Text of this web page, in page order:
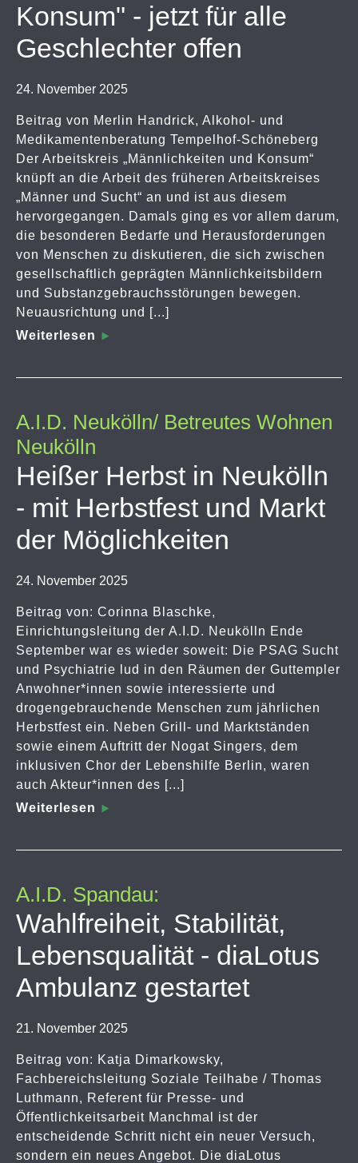
Konsum" - jetzt für alle
Geschlechter offen
24. November 2025
Beitrag von Merlin Handrick, Alkohol- und
Medikamentenberatung Tempelhof-Schöneberg
Der Arbeitskreis „Männlichkeiten und Konsum“
knüpft an die Arbeit des früheren Arbeitskreises
„Männer und Sucht“ an und ist aus diesem
hervorgegangen. Damals ging es vor allem darum,
die besonderen Bedarfe und Herausforderungen
von Menschen zu diskutieren, die sich zwischen
gesellschaftlich geprägten Männlichkeitsbildern
und Substanzgebrauchsstörungen bewegen.
Neuausrichtung und [...]
Weiterlesen
A.I.D. Neukölln/ Betreutes Wohnen
Neukölln
Heißer Herbst in Neukölln
- mit Herbstfest und Markt
der Möglichkeiten
24. November 2025
Beitrag von: Corinna Blaschke,
Einrichtungsleitung der A.I.D. Neukölln Ende
September war es wieder soweit: Die PSAG Sucht
und Psychiatrie lud in den Räumen der Guttempler
Anwohner*innen sowie interessierte und
drogengebrauchende Menschen zum jährlichen
Herbstfest ein. Neben Grill- und Marktständen
sowie einem Auftritt der Nogat Singers, dem
inklusiven Chor der Lebenshilfe Berlin, waren
auch Akteur*innen des [...]
Weiterlesen
A.I.D. Spandau:
Wahlfreiheit, Stabilität,
Lebensqualität - diaLotus
Ambulanz gestartet
21. November 2025
Beitrag von: Katja Dimarkowsky,
Fachbereichsleitung Soziale Teilhabe / Thomas
Luthmann, Referent für Presse- und
Öffentlichkeitsarbeit Manchmal ist der
entscheidende Schritt nicht ein neuer Versuch,
sondern ein neues Angebot. Die diaLotus